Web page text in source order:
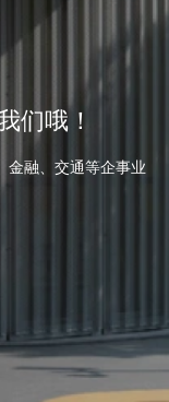
们哦！
金融、交通等企事业